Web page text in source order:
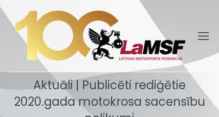
Aktuāli | Publicēti rediģētie
2020.gada motokrosa sacensību